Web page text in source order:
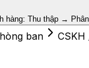
hàng: Thu thập →
ban